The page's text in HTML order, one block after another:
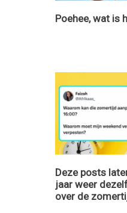
Poehee, wat is
Deze posts
jaar weer
over de